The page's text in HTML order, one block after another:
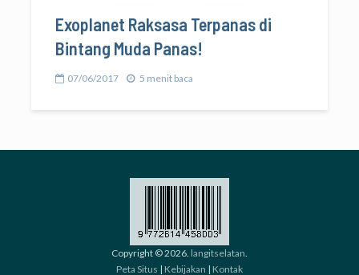
Exoplanet Raksasa Terpanas di
Bintang Muda Panas!
07/06/2017 5 menit baca
Copyright © 2026. langitselatan
Peta Situs | Kebijakan | Kontak